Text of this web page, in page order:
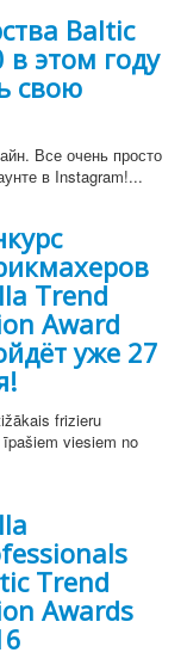
Baltic
в этом году
свою
Все очень просто
в Instagram!...
Trend
Award
уже 27
frizieru
viesiem no
Trend
Awards